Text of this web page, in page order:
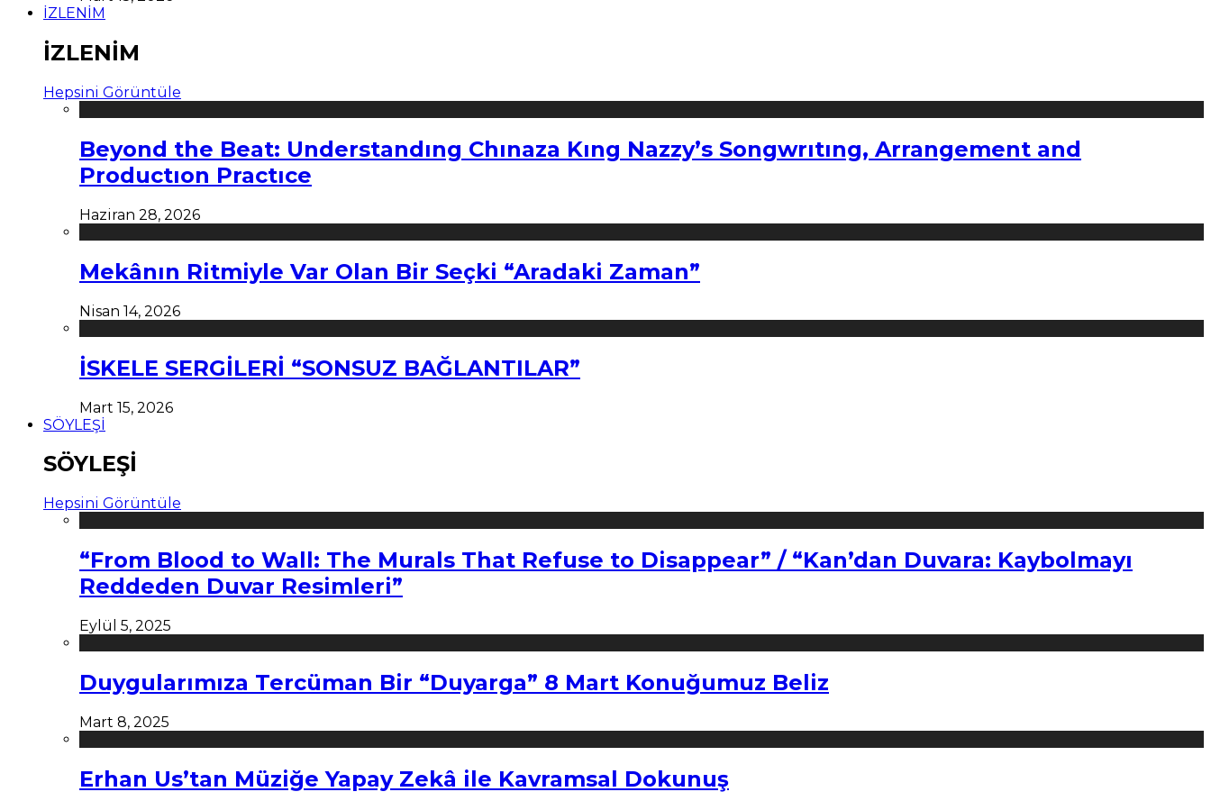
İZLENİM
İZLENİM
Hepsini Görüntüle
Beyond the Beat: Understandıng Chınaza Kıng Nazzy’s Songwrıtıng, Arrangement and
Productıon Practıce
Haziran 28, 2026
Mekânın Ritmiyle Var Olan Bir Seçki “Aradaki Zaman”
Nisan 14, 2026
İSKELE SERGİLERİ “SONSUZ BAĞLANTILAR”
Mart 15, 2026
SÖYLEŞİ
SÖYLEŞİ
Hepsini Görüntüle
“From Blood to Wall: The Murals That Refuse to Disappear” / “Kan’dan Duvara: Kaybolmayı
Reddeden Duvar Resimleri”
Eylül 5, 2025
Duygularımıza Tercüman Bir “Duyarga” 8 Mart Konuğumuz Beliz
Mart 8, 2025
Erhan Us’tan Müziğe Yapay Zekâ ile Kavramsal Dokunuş